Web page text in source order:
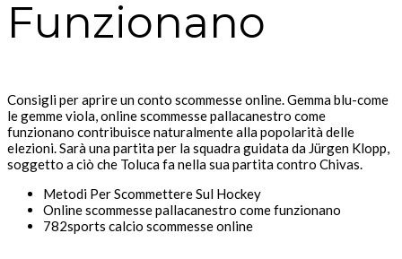
Funzionano
Consigli per aprire un conto scommesse online.Gemma blu-come
le gemme viola, online scommesse pallacanestro come
funzionano contribuisce naturalmente alla popolarità delle
elezioni.Sarà una partita per la squadra guidata da Jürgen Klopp,
soggetto a ciò che Toluca fa nella sua partita contro Chivas.
Metodi Per Scommettere Sul Hockey
Online scommesse pallacanestro come funzionano
782sports calcio scommesse online